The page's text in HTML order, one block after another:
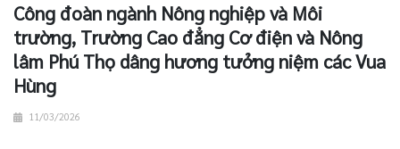
Công đoàn ngành Nông nghiệp và Môi
trường, Trường Cao đẳng Cơ điện và Nông
lâm Phú Thọ dâng hương tưởng niệm các Vua
Hùng
11/03/2026